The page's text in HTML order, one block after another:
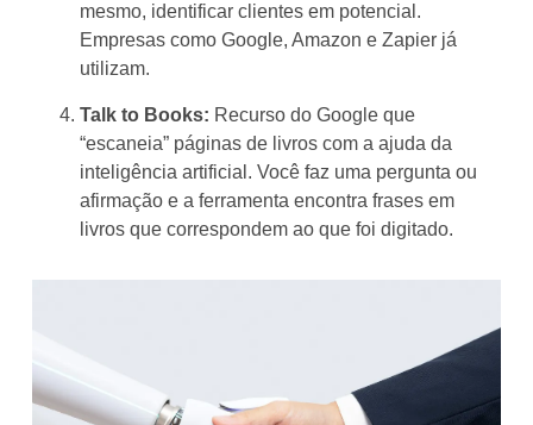
mesmo, identificar clientes em potencial.
Empresas como Google, Amazon e Zapier já
utilizam.
Talk to Books: Recurso do Google que
“escaneia” páginas de livros com a ajuda da
inteligência artificial. Você faz uma pergunta ou
afirmação e a ferramenta encontra frases em
livros que correspondem ao que foi digitado.